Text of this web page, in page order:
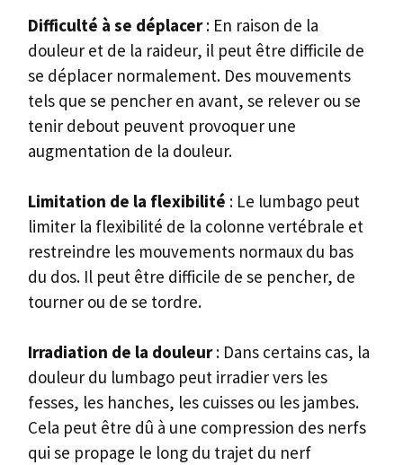
Difficulté à se déplacer: En raison de la
douleur et de la raideur, il peut être difficile de
se déplacer normalement. Des mouvements
tels que se pencher en avant, se relever ou se
tenir debout peuvent provoquer une
augmentation de la douleur.
Limitation de la flexibilité : Le lumbago peut
limiter la flexibilité de la colonne vertébrale et
restreindre les mouvements normaux du bas
du dos. Il peut être difficile de se pencher, de
tourner ou de se tordre.
Irradiation de la douleur: Dans certains cas, la
douleur du lumbago peut irradier vers les
fesses, les hanches, les cuisses ou les jambes.
Cela peut être dû à une compression des nerfs
qui se propage le long du trajet du nerf